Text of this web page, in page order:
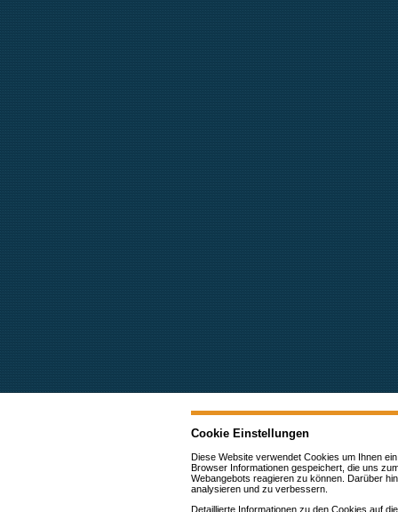
Cookie Einstellungen
Diese Website verwendet Cookies um Ihnen
Browser Informationen gespeichert, die uns
Webangebots reagieren zu können. Darüber
analysieren und zu verbessern.
Detaillierte Informationen zu den Cookies auf